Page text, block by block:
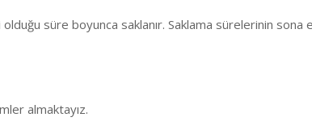
süre boyunca saklanır. Saklama sürelerinin
almaktayız.